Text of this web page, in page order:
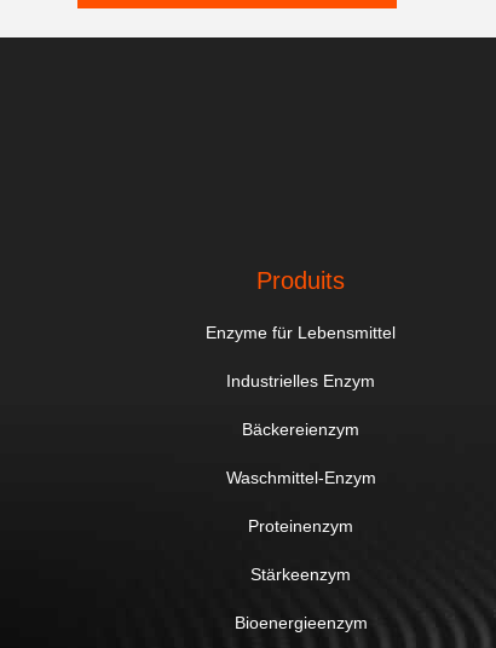
Produits
Enzyme für Lebensmittel
Industrielles Enzym
Bäckereienzym
Waschmittel-Enzym
Proteinenzym
Stärkeenzym
Bioenergieenzym